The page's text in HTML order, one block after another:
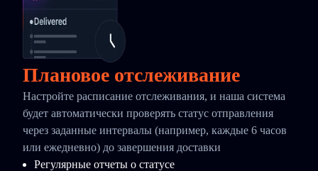
Плановое отслеживание
Настройте расписание отслеживания, и наша система
будет автоматически проверять статус отправления
через заданные интервалы (например, каждые 6 часов
или ежедневно) до завершения доставки
Регулярные отчеты о статусе